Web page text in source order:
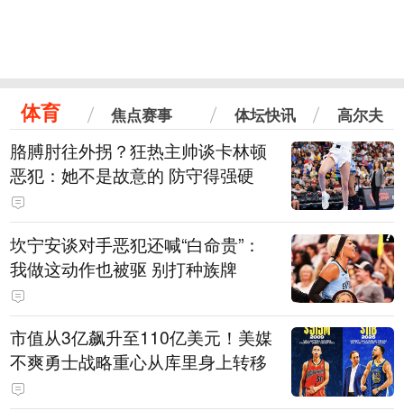
体育 焦点赛事 体坛快讯 高尔夫
胳膊肘往外拐？狂热主帅谈卡林顿
恶犯：她不是故意的 防守得强硬
坎宁安谈对手恶犯还喊“白命贵”：
我做这动作也被驱 别打种族牌
市值从3亿飙升至110亿美元！美媒
不爽勇士战略重心从库里身上转移